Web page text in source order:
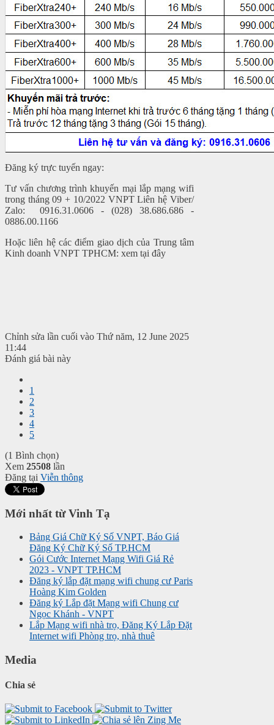
Đăng ký trực tuyến ngay:
Tư vấn chương trình khuyến mại lắp mạng wifi
trong tháng 09 + 10/2022 VNPT Liên hệ Viber/
Zalo: 0916.31.0606 - (028) 38.686.686 -
0886.00.1166
Hoặc liên hệ các điểm giao dịch của Trung tâm
Kinh doanh VNPT TPHCM: xem tại đây
Chỉnh sửa lần cuối vào Thứ năm, 12 June 2025
11:44
Đánh giá bài này
1
2
3
4
5
(1 Bình chọn)
Xem 25508 lần
Đăng tại Viễn thông
Mới nhất từ Vinh Tạ
Bảng Giá Chữ Ký Số VNPT, Báo Giá
Đăng Ký Chữ Ký Số TP.HCM
Gói Cước Internet Mạng Wifi Giá Rẻ
2023 - VNPT TP.HCM
Đăng ký lắp đặt mạng wifi chung cư Paris
Hoàng Kim Golden
Đăng ký Lắp đặt Mạng wifi Chung cư
Ngọc Khánh - VNPT
Lắp Mạng wifi nhà trọ, Đăng Ký Lắp Đặt
Internet wifi Phòng trọ, nhà thuê
Media
Chia sẻ